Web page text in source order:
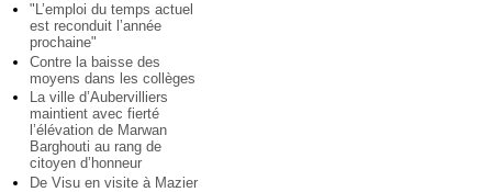
"L’emploi du temps actuel
est reconduit l’année
prochaine"
Contre la baisse des
moyens dans les collèges
La ville d’Aubervilliers
maintient avec fierté
l’élévation de Marwan
Barghouti au rang de
citoyen d’honneur
De Visu en visite à Mazier